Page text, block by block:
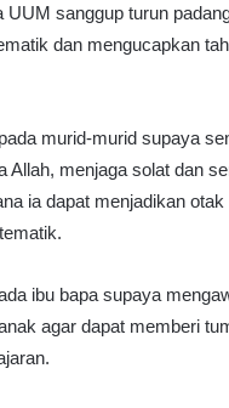
sanggup turun
dan mengucapkan
murid-murid supaya
Allah, menjaga solat dan
ia dapat menjadikan otak
ibu bapa supaya
agar dapat memberi